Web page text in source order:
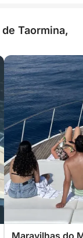
Taormina,
Maravilhas do